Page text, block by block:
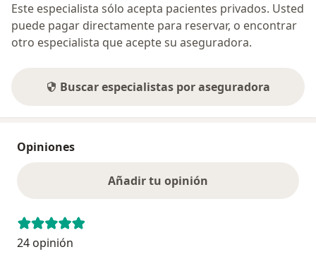
Este especialista sólo acepta pacientes privados. Usted
puede pagar directamente para reservar, o encontrar
otro especialista que acepte su aseguradora.
Buscar especialistas por aseguradora
Opiniones
Añadir tu opinión
24 opinión